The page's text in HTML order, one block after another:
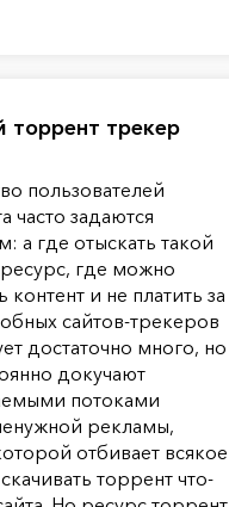
торрент трекер
пользователей
часто задаются
а где отыскать такой
где можно
контент и не платить за
сайтов-трекеров
достаточно много, но
докучают
потоками
рекламы,
отбивает всякое
торрент что-